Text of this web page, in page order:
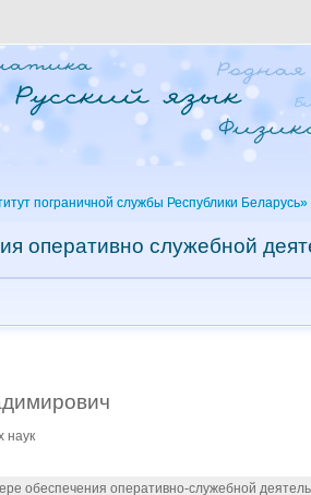
пограничной службы Республики Беларусь»
оперативно служебной
наук
обеспечения оперативно-служебной